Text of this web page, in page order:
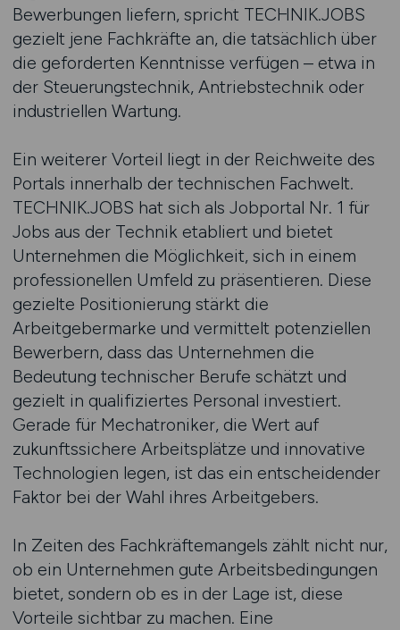
Bewerbungen liefern, spricht TECHNIK.JOBS
gezielt jene Fachkräfte an, die tatsächlich über
die geforderten Kenntnisse verfügen – etwa in
der Steuerungstechnik, Antriebstechnik oder
industriellen Wartung.
Ein weiterer Vorteil liegt in der Reichweite des
Portals innerhalb der technischen Fachwelt.
TECHNIK.JOBS hat sich als Jobportal Nr. 1 für
Jobs aus der Technik etabliert und bietet
Unternehmen die Möglichkeit, sich in einem
professionellen Umfeld zu präsentieren. Diese
gezielte Positionierung stärkt die
Arbeitgebermarke und vermittelt potenziellen
Bewerbern, dass das Unternehmen die
Bedeutung technischer Berufe schätzt und
gezielt in qualifiziertes Personal investiert.
Gerade für Mechatroniker, die Wert auf
zukunftssichere Arbeitsplätze und innovative
Technologien legen, ist das ein entscheidender
Faktor bei der Wahl ihres Arbeitgebers.
In Zeiten des Fachkräftemangels zählt nicht nur,
ob ein Unternehmen gute Arbeitsbedingungen
bietet, sondern ob es in der Lage ist, diese
Vorteile sichtbar zu machen. Eine